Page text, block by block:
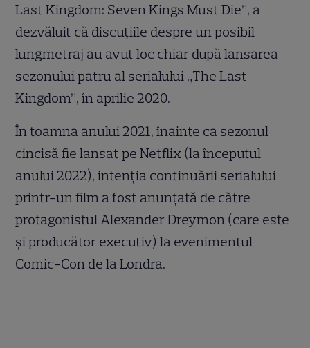
Last Kingdom: Seven Kings Must Die”, a
dezvăluit că discuțiile despre un posibil
lungmetraj au avut loc chiar după lansarea
sezonului patru al serialului „The Last
Kingdom”, în aprilie 2020.
În toamna anului 2021, înainte ca sezonul
cincisă fie lansat pe Netflix (la începutul
anului 2022), intenția continuării serialului
printr-un film a fost anunțată de către
protagonistul Alexander Dreymon (care este
și producător executiv) la evenimentul
Comic-Con de la Londra.